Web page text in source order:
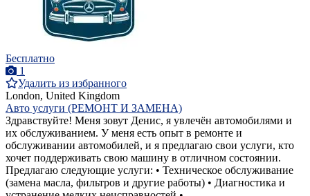
Бесплатно
1
Удалить из избранного
London, United Kingdom
Авто услуги (РЕМОНТ И ЗАМЕНА)
Здравствуйте! Меня зовут Денис, я увлечён автомобилями и
их обслуживанием. У меня есть опыт в ремонте и
обслуживании автомобилей, и я предлагаю свои услуги, кто
хочет поддерживать свою машину в отличном состоянии.
Предлагаю следующие услуги: • Техническое обслуживание
(замена масла, фильтров и другие работы) • Диагностика и